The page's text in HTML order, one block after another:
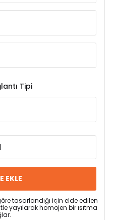
Tipi
EKLE
tasarlandığı için elde edilen
yayılarak homojen bir ısıtma